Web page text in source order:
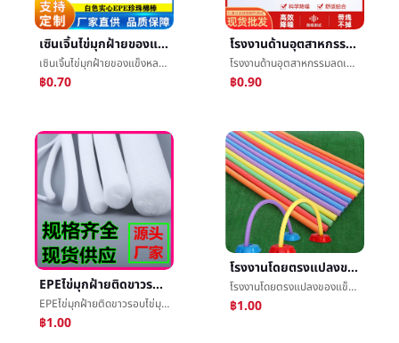
เซินเจิ้นไข่มุกฝ้ายของแข็งหลอด5-80mmของแข็งåหลอดæ³¡ฝ้ายคันกลม
เซินเจิ้นไข่มุกฝ้ายของแข็งหลอด5-80mmของแข็งåหลอดæ³¡ฝ้ายคันกลม
฿0.70
โรงงานด้านอุตสาหกรรมลดเสียงรบกวนก้ันเสียงสามารถนอนหลับสามารถกันน้ำต่อต้านสัญญาณรบกวนของ1270ยางทำจากซิลิคอนแบบใช้สายทีอุดหูกันนำหรือเสียงขายส่ง
โรงงานด้านอุตสาหกรรมลดเสียงรบกวนก้ันเสียงสามารถนอนหลับสามารถกันน้ำต่อต้านสัญญาณรบกวนของ1270ยางทำจากซิลิคอนแบบใช้สายทีอุดหูกันนำหรือเสียงขายส่ง
฿0.90
EPEไข่มุกฝ้ายติดขาวรอบไข่มุกฝ้ายโฟมบทความตัดแต่งบทความการกรอกæ³¡ฝ้ายบทความว่ายน้ำติดการจัดดอกไม้ติด
EPEไข่มุกฝ้ายติดขาวรอบไข่มุกฝ้ายโฟมบทความตัดแต่งบทความการกรอกæ³¡ฝ้ายบทความว่ายน้ำติดการจัดดอกไม้ติด
฿1.00
โรงงานโดยตรงแปลงของแข็งพลศึกษาฟองน้ำติดแหวนโฟมก๋วยเตี๋ยวสีติดครอบครัวเกมว่ายน้ำติด
โรงงานโดยตรงแปลงของแข็งพลศึกษาฟองน้ำติดแหวนโฟมก๋วยเตี๋ยวสีติดครอบครัวเกมว่ายน้ำติด
฿1.00